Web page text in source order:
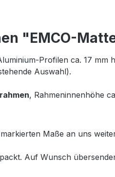
"EMCO-
Profilen ca. 17 mm
Auswahl).
, Rahmeninnenhöhe
Maße an uns
Auf Wunsch